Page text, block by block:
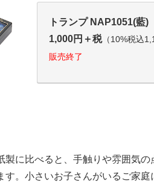
トランプ NAP1051(藍)
1,000円＋税（10%税込
販売終了
製に比べると、手触りや雰囲気
。小さいお子さんがいるご家庭